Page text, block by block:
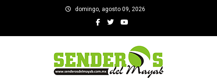
domingo, agosto 09, 2026